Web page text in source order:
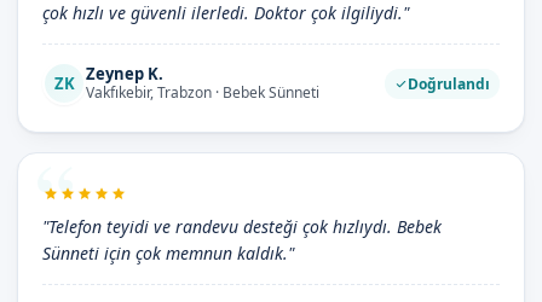
çok hızlı ve güvenli ilerledi. Doktor çok ilgiliydi."
ZK Zeynep K.
Vakfıkebir, Trabzon · Bebek Sünneti Doğrulandı
"Telefon teyidi ve randevu desteği çok hızlıydı. Bebek
Sünneti için çok memnun kaldık."